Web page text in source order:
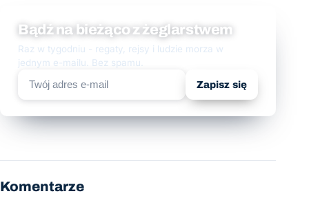
Bądź na bieżąco z żeglarstwem
Raz w tygodniu - regaty, rejsy i ludzie morza w
jednym e-mailu. Bez spamu.
Zapisz się
Komentarze